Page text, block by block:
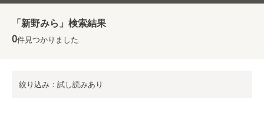
「新野みら」検索結果
0件見つかりました
絞り込み：試し読みあり